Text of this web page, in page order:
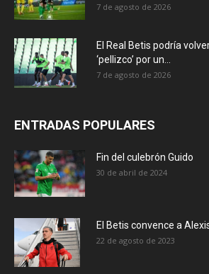
7 de agosto de 2026
El Real Betis podría
‘pellizco’ por un...
7 de agosto de 2026
ENTRADAS POPULARES
Fin del culebrón Guido
30 de abril de 2024
El Betis convence a
22 de agosto de 2023